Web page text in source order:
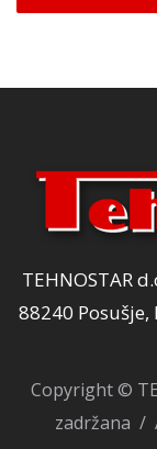
je:
TEHNOSTAR
88240
Copyright ©
zadržana /